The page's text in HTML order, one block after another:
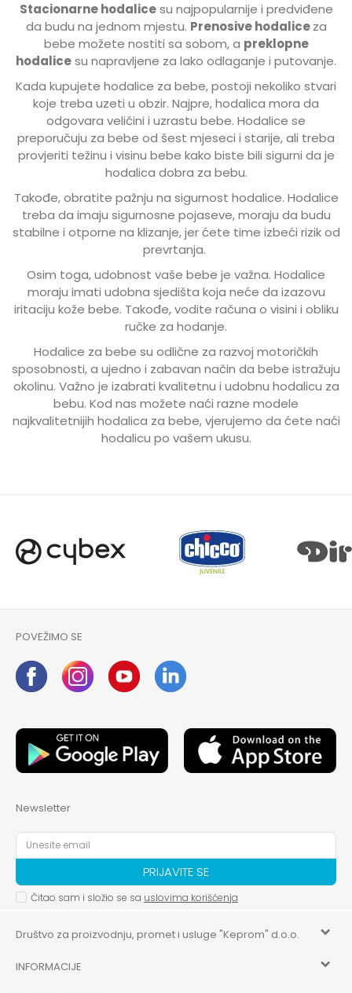
Stacionarne hodalicesu najpopularnije i predviđene
da budu na jednom mjestu. Prenosive hodaliceza
bebe možete nostiti sa sobom, a preklopne
hodalicesu napravljene za lako odlaganje i putovanje.
Kada kupujete hodalice za bebe, postoji nekoliko stvari
koje treba uzeti u obzir. Najpre, hodalica mora da
odgovara veličini i uzrastu bebe. Hodalice se
preporučuju za bebe od šest mjeseci i starije, ali treba
provjeriti težinu i visinu bebe kako biste bili sigurni da je
hodalica dobra za bebu.
Takođe, obratite pažnju na sigurnost hodalice. Hodalice
treba da imaju sigurnosne pojaseve, moraju da budu
stabilne i otporne na klizanje, jer ćete time izbeći rizik od
prevrtanja.
Osim toga, udobnost vaše bebe je važna. Hodalice
moraju imati udobna sjedišta koja neće da izazovu
iritaciju kože bebe. Takođe, vodite računa o visini i obliku
ručke za hodanje.
Hodalice za bebe su odlične za razvoj motoričkih
sposobnosti, a ujedno i zabavan način da bebe istražuju
okolinu. Važno je izabrati kvalitetnu i udobnu hodalicu za
bebu. Kod nas možete naći razne modele
najkvalitetnijih hodalica za bebe, vjerujemo da ćete naći
hodalicu po vašem ukusu.
POVEŽIMO SE
Newsletter
PRIJAVITE SE
Čitao sam i složio se sa uslovima korišćenja
Društvo za proizvodnju, promet i usluge "Keprom" d.o.o.
HILANDARSKA 32, ISTOČNO NOVO SARAJEVO, ISTOČNO
INFORMACIJE